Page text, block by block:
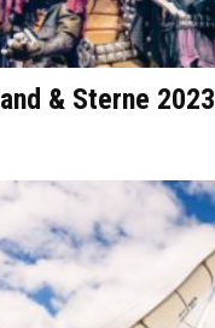
& Sterne 2023